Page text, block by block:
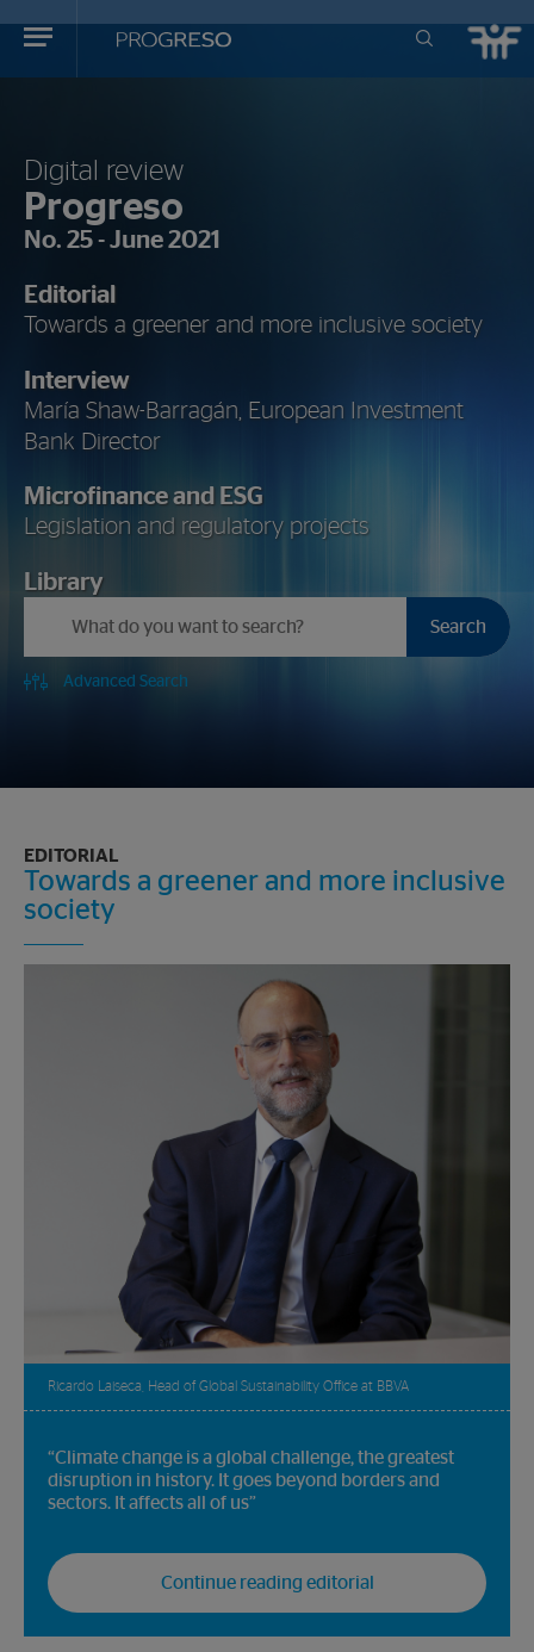
Progreso
Revista
Digital review
Progreso
No. 25 - June 2021
Editorial
Towards a greener and more inclusive society
Interview
María Shaw-Barragán, European Investment
Bank Director
Microfinanceand ESG
Legislation and regulatory projects
Library
Search
Advanced Search
EDITORIAL
Towards a greener and more inclusive
society
Ricardo Laiseca, Head of Global Sustainability Office at BBVA
“Climate change is a global challenge, the greatest
disruption in history. It goes beyond borders and
sectors. It affects all of us”
Continue reading editorial